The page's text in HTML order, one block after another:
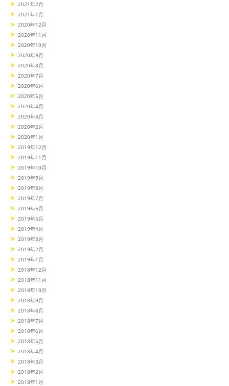
2021年2月
2021年1月
2020年12月
2020年11月
2020年10月
2020年9月
2020年8月
2020年7月
2020年6月
2020年5月
2020年4月
2020年3月
2020年2月
2020年1月
2019年12月
2019年11月
2019年10月
2019年9月
2019年8月
2019年7月
2019年6月
2019年5月
2019年4月
2019年3月
2019年2月
2019年1月
2018年12月
2018年11月
2018年10月
2018年9月
2018年8月
2018年7月
2018年6月
2018年5月
2018年4月
2018年3月
2018年2月
2018年1月